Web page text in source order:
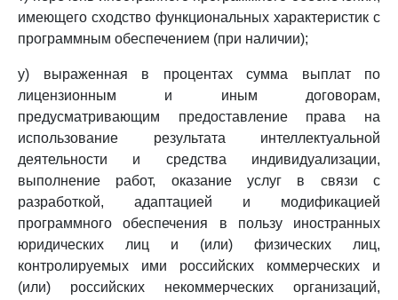
имеющего сходство функциональных характеристик с
программным обеспечением (при наличии);
у) выраженная в процентах сумма выплат по
лицензионным и иным договорам,
предусматривающим предоставление права на
использование результата интеллектуальной
деятельности и средства индивидуализации,
выполнение работ, оказание услуг в связи с
разработкой, адаптацией и модификацией
программного обеспечения в пользу иностранных
юридических лиц и (или) физических лиц,
контролируемых ими российских коммерческих и
(или) российских некоммерческих организаций,